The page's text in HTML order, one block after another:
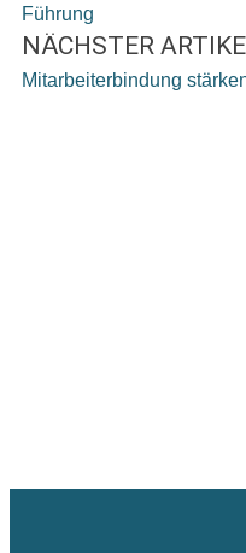
Führung
NÄCHSTER
Mitarbeiterbindung